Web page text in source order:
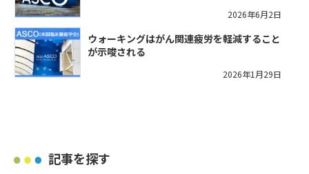
2026年6月2日
ウォーキングはがん関連疲労を軽減すること
が示唆される
2026年1月29日
記事を探す